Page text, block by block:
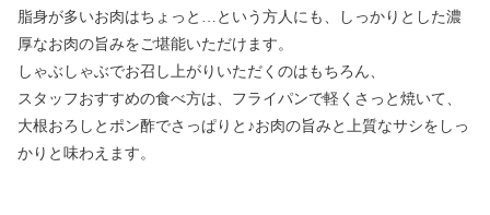
脂身が多いお肉はちょっと…という方人にも、しっかりとした濃
厚なお肉の旨みをご堪能いただけます。
しゃぶしゃぶでお召し上がりいただくのはもちろん、
スタッフおすすめの食べ方は、フライパンで軽くさっと焼いて、
大根おろしとポン酢でさっぱりと♪お肉の旨みと上質なサシをしっ
かりと味わえます。